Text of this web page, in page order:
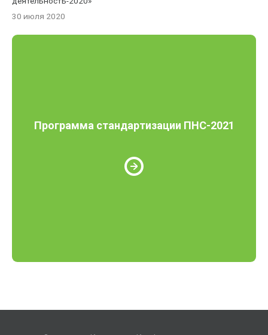
30 июля 2020
Программа стандартизации ПНС-2021